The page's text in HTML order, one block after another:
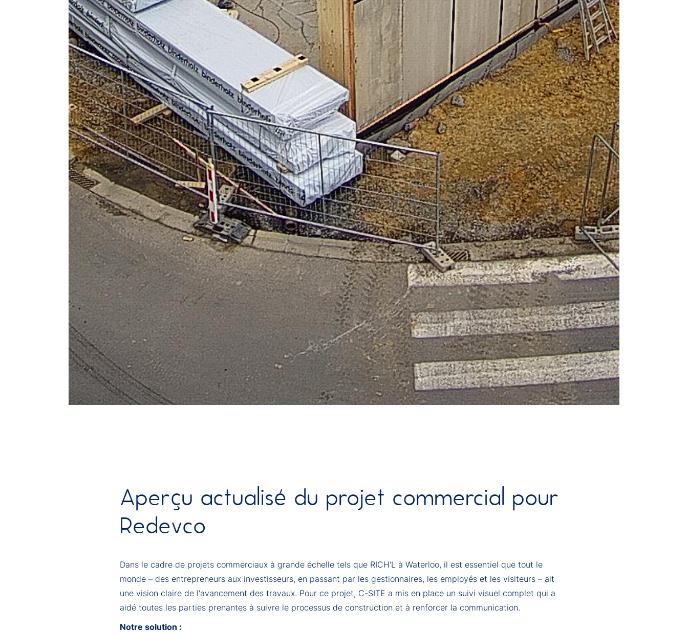
Aperçu actualisé du projet commercial pour
Redevco
Dans le cadre de projets commerciaux à grande échelle tels que RICH'L à Waterloo, il est essentiel que tout le
monde – des entrepreneurs aux investisseurs, en passant par les gestionnaires, les employés et les visiteurs – ait
une vision claire de l'avancement des travaux. Pour ce projet, C-SITE a mis en place un suivi visuel complet qui a
aidé toutes les parties prenantes à suivre le processus de construction et à renforcer la communication.
Notre solution :